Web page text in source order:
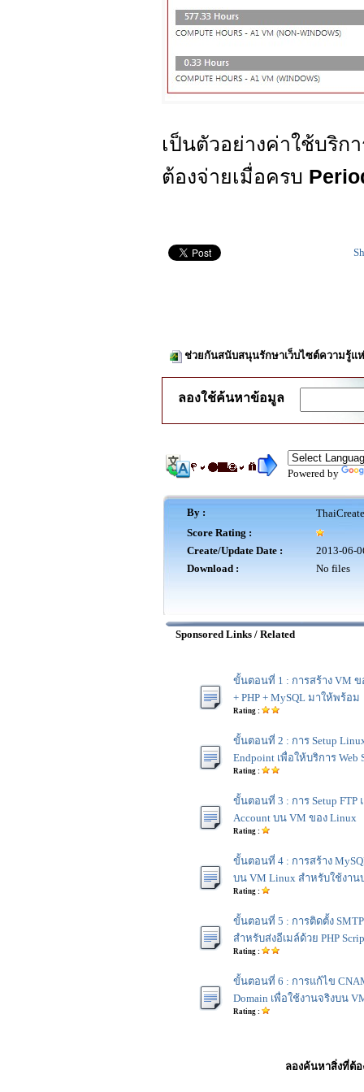
เป็นตัวอย่างค่าใช้บริก
ต้องจ่ายเมื่อครบ
ช่วยกันสนับสนุนรักษาเว็บไซต์ความรู้แ
ลองใช้ค้นหาข้อมูล
Powered by
By :
Score Rating :
Create/Update Date :
2013-06-
Download :
No files
Sponsored Links / Related
ขั้นตอนที่ 1 : การสร้าง VM ข
+ PHP + MySQL มาให้พร้อม
Rating :
ขั้นตอนที่ 2 : การ Setup
Endpoint เพื่อให้บริการ Web
Rating :
ขั้นตอนที่ 3 : การ Setup FTP
Account บน VM ของ Linux
Rating :
ขั้นตอนที่ 4 : การสร้าง
บน VM Linux สำหรับใช้งาน
Rating :
ขั้นตอนที่ 5 : การติดตั้ง
สำหรับส่งอีเมล์ด้วย PHP
Rating :
ขั้นตอนที่ 6 : การแก้ไข
Domain เพื่อใช้งานจริงบน
Rating :
ลองค้นหาสิ่งที่ต้อ